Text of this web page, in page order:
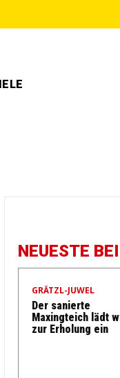
NEUESTE
GRÄTZL-JUWEL
Der sanierte
Maxingteich lädt
zur Erholung ein